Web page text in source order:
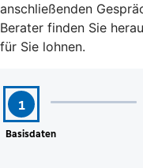
anschließenden
Berater finden Sie
für Sie lohnen.